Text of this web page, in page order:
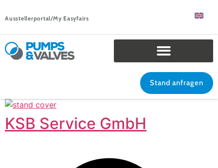
Ausstellerportal/My Easyfairs
Stand anfragen
KSB Service GmbH